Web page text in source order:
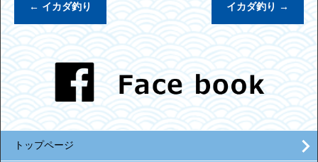
← イカダ釣り イカダ釣り →
トップページ